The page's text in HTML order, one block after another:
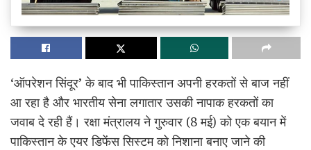
‘ऑपरेशन सिंदूर’ के बाद भी पाकिस्तान अपनी हरकतों से बाज नहीं
आ रहा है और भारतीय सेना लगातार उसकी नापाक हरकतों का
जवाब दे रही हैं। रक्षा मंत्रालय ने गुरुवार (8 मई) को एक बयान में
पाकिस्तान के एयर डिफेंस सिस्टम को निशाना बनाए जाने की